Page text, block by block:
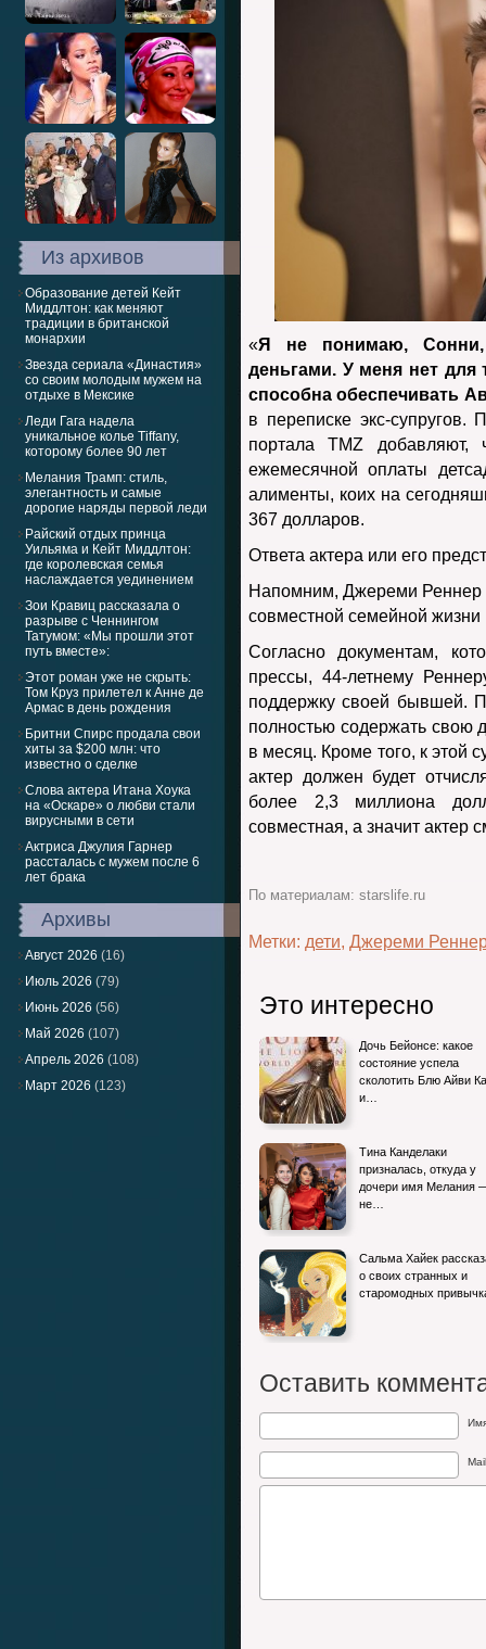
Из архивов
Образование детей Кейт
Миддлтон: как меняют
традиции в британской
монархии
Звезда сериала «Династия»
со своим молодым мужем на
отдыхе в Мексике
Леди Гага надела
уникальное колье Tiffany,
которому более 90 лет
Мелания Трамп: стиль,
элегантность и самые
дорогие наряды первой леди
Райский отдых принца
Уильяма и Кейт Миддлтон:
где королевская семья
наслаждается уединением
Зои Кравиц рассказала о
разрыве с Ченнингом
Татумом: «Мы прошли этот
путь вместе»:
Этот роман уже не скрыть:
Том Круз прилетел к Анне де
Армас в день рождения
Бритни Спирс продала свои
хиты за $200 млн: что
известно о сделке
Слова актера Итана Хоука
на «Оскаре» о любви стали
вирусными в сети
Актриса Джулия Гарнер
рассталась с мужем после 6
лет брака
Архивы
Август 2026 (16)
Июль 2026 (79)
Июнь 2026 (56)
Май 2026 (107)
Апрель 2026 (108)
Март 2026 (123)
«Я не понимаю,
деньгами. У меня нет
способна обеспечивать
в переписке экс-
портала TMZ добавляют,
ежемесячной оплаты
алименты, коих на
367 долларов.
Ответа актера или его
Напомним, Джереми Реннер
совместной семейной жизни
Согласно документам,
прессы, 44-летнему
поддержку своей бывшей.
полностью содержать свою
в месяц. Кроме того, к этой
актер должен будет
более 2,3 миллиона
совместная, а значит актер
По материалам: starslife.ru
Метки: дети, Джереми
Это интересно
Дочь Бейонсе: какое
состояние успела
сколотить Блю Айви
и…
Тина Канделаки
призналась, откуда у
дочери имя Мелания
не…
Сальма Хайек
о своих странных и
старомодных
Оставить